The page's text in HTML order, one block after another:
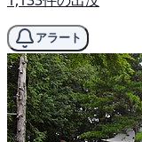
アラート